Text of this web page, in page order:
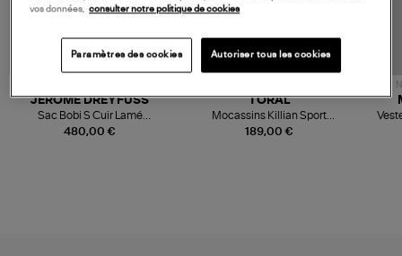
480,00 €
JEROME DREYFUSS
Sac Bobi S Cuir Lamé
Champagne
189,00 €
TORAL
Mocassins Killian Sport
Mousse
vos données,
consulter notre politique de cookies
Paramètres des cookies Autoriser tous les cookies